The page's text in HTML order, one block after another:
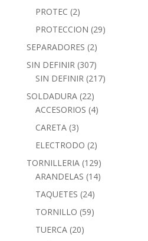
PROTEC (2)
PROTECCION (29)
SEPARADORES (2)
SIN DEFINIR (307)
SIN DEFINIR (217)
SOLDADURA (22)
ACCESORIOS (4)
CARETA (3)
ELECTRODO (2)
TORNILLERIA (129)
ARANDELAS (14)
TAQUETES (24)
TORNILLO (59)
TUERCA (20)